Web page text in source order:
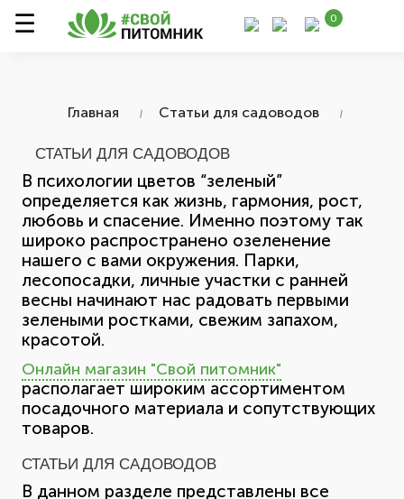
0
Главная Статьи для садоводов
СТАТЬИ ДЛЯ САДОВОДОВ
В психологии цветов “зеленый”
определяется как жизнь, гармония, рост,
любовь и спасение. Именно поэтому так
широко распространено озеленение
нашего с вами окружения. Парки,
лесопосадки, личные участки с ранней
весны начинают нас радовать первыми
зелеными ростками, свежим запахом,
красотой.
Онлайн магазин "Свой питомник"
располагает широким ассортиментом
посадочного материала и сопутствующих
товаров.
СТАТЬИ ДЛЯ САДОВОДОВ
В данном разделе представлены все